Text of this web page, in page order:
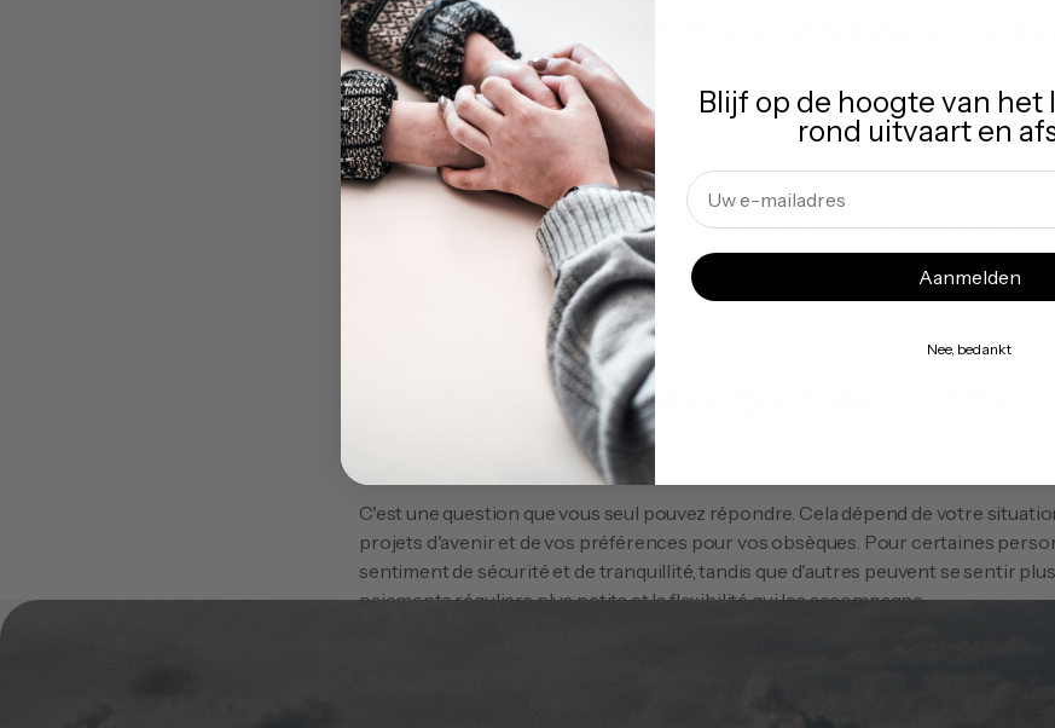
Les Inconvénients d'une Assurance
Prime Unique
1. Coûts Initiaux Élevés
Le principal obstacle est souvent le montant élevé qui doit être payé d'un seul
personnes, il est inapplicable de payer un si gros montant d'un coup, ce qui
Une Assurance Obsèques avec Prime
elle faite pour Vous ?
C'est une question que vous seul pouvez répondre. Cela dépend de votre
projets d'avenir et de vos préférences pour vos obsèques. Pour certaines
sentiment de sécurité et de tranquillité, tandis que d'autres peuvent se sentir plus
paiements réguliers plus petits et la flexibilité qui les accompagne.
Blijf op de hoogte van het
rond uitvaart en
Email
Aanmelden
Nee, bedankt